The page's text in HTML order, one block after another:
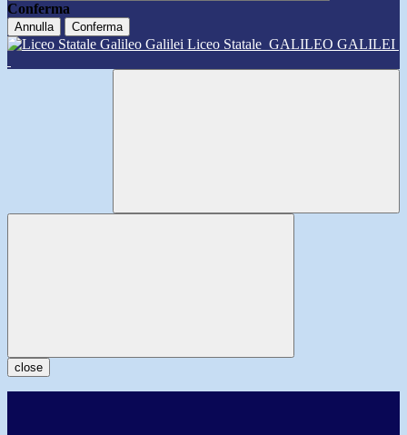
Conferma
Annulla Conferma
Liceo Statale GALILEO GALILEI
close